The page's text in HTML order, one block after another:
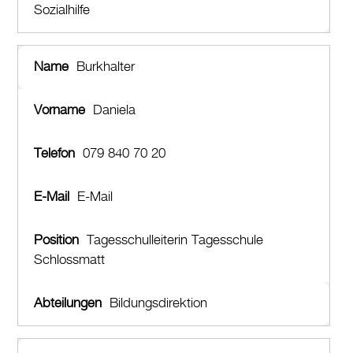
Sozialhilfe
Burkhalter
Daniela
079 840 70 20
E-Mail
Tagesschulleiterin Tagesschule
Schlossmatt
Bildungsdirektion